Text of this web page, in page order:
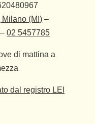
(MI) –
02 5457785
di mattina a
dal registro LEI